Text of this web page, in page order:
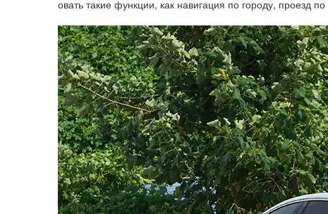
овать такие функции, как навигация по городу, проезд